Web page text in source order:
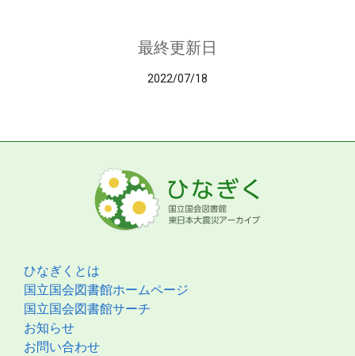
最終更新日
2022/07/18
ひなぎくとは
国立国会図書館ホームページ
国立国会図書館サーチ
お知らせ
お問い合わせ